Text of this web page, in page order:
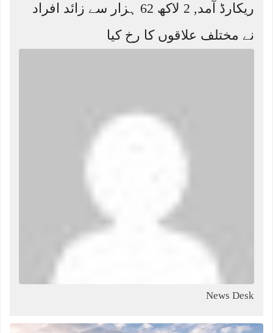
ریکارڈ آمد, 2 لاکھ 62 ہزار سے زائد افراد
نے مختلف علاقوں کا رخ کیا
News Desk